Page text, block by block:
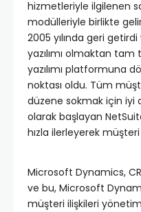
hizmetleriyle ilgilenen
modülleriyle birlikte
2005 yılında geri getirdi
yazılımı olmaktan
yazılımı platformuna
noktası oldu. Tüm
düzene sokmak için iyi
olarak başlayan
hızla ilerleyerek
Microsoft Dynamics,
ve bu, Microsoft
müşteri ilişkileri